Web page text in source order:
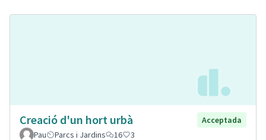
Creació d'un hort urbà
Acceptada
Pau
Parcs i Jardins 16 3